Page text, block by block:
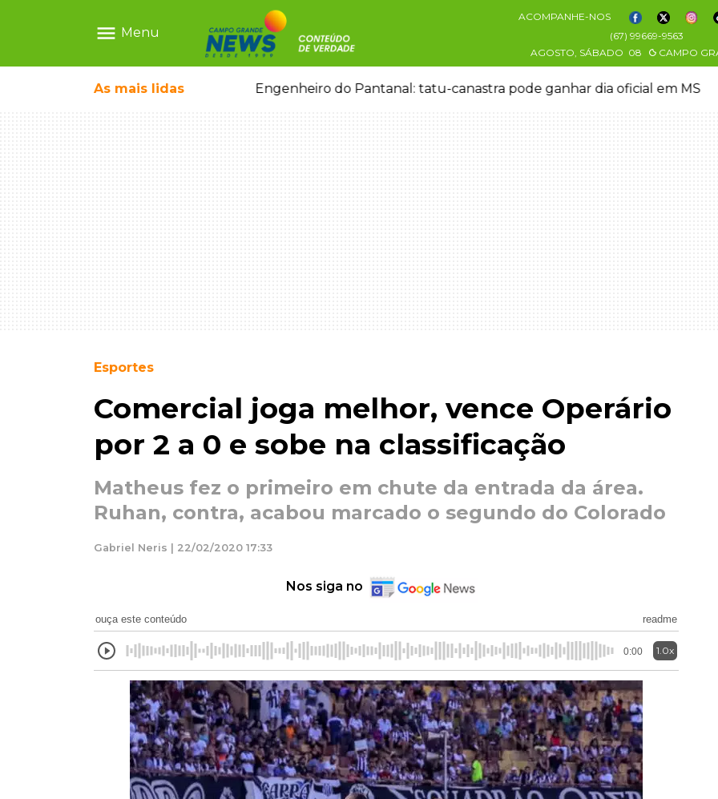
menu Menu
ACOMPANHE-NOS
(67) 99669-9563
AGOSTO, SÁBADO 08 CAMPO
As mais lidas
e morre a caminho do hospital Engenheiro do Pantanal: tatu-canastra pode ganhar dia oficial em MS
Esportes
Comercial joga melhor, vence Operário
por 2 a 0 e sobe na classificação
Matheus fez o primeiro em chute da entrada da área.
Ruhan, contra, acabou marcado o segundo do Colorado
Gabriel Neris | 22/02/2020 17:33
Nos siga no
ouça este conteúdo readme
0:00 1.0x